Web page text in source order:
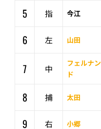
5
指 今江
6
左 山田
7
中
フェルナン
ド
8
捕 太田
9
右 小郷